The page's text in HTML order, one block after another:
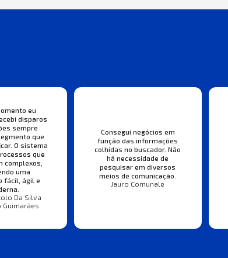
eu
disparos
sempre
que
O sistema
que
complexos,
uma
fácil, ágil e
Da Silva
Guimarães
Consegui negócios em
função das informações
colhidas no buscador. Não
há necessidade de
pesquisar em diversos
meios de comunicação.
Jauro Comunale